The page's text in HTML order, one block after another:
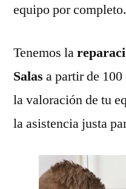
equipo por completo.
Tenemos la
Salas a partir de
la valoración de tu
la asistencia justa